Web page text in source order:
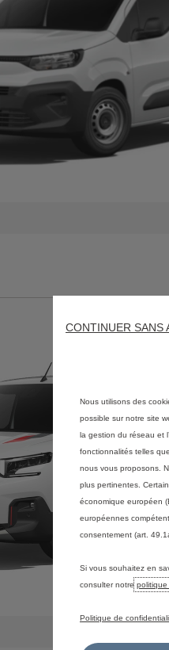
CONTINUER SANS
Nous utilisons des
possible sur notre site
la gestion du réseau et
fonctionnalités telles
nous vous proposons.
plus pertinentes.
économique européen
européennes
consentement (art.
Si vous souhaitez en
consulter notre
Politique de